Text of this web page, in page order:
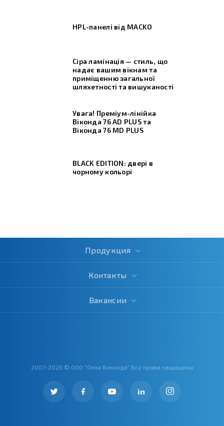
HPL-панелі від MACKO
Сіра ламінація — стиль, що
надає вашим вікнам та
приміщенню загальної
шляхетності та вишуканості
Увага! Преміум-лінійка
Віконда 76 AD PLUS та
Віконда 76 МD PLUS
BLACK EDITION: двері в
чорному кольорі
2007-2026 © ООО "Окна Виконда" Все права защищены
in
Продукция
Контакты
Вакансии